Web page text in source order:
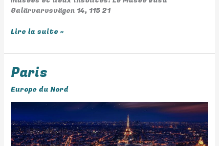
Galärvarvsvägen 14, 115 21
Lire la suite »
Paris
Europe du Nord
Paris